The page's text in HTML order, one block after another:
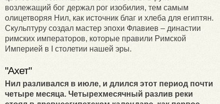
возлежащий бог держал рог изобилия, тем самым
олицетворяя Нил, как источник благ и хлеба для египтян.
Скульптуру создал мастер эпохи Флавиев – династии
римских императоров, которые правили Римской
Империей в I столетии нашей эры.
"Ахет"
Нил разливался в июле, и длился этот период почти
четыре месяца. Четырехмесячный разлив реки